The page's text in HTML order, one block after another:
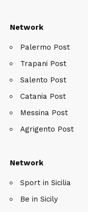
Network
Palermo Post
Trapani Post
Salento Post
Catania Post
Messina Post
Agrigento Post
Network
Sport in Sicilia
Be in Sicily